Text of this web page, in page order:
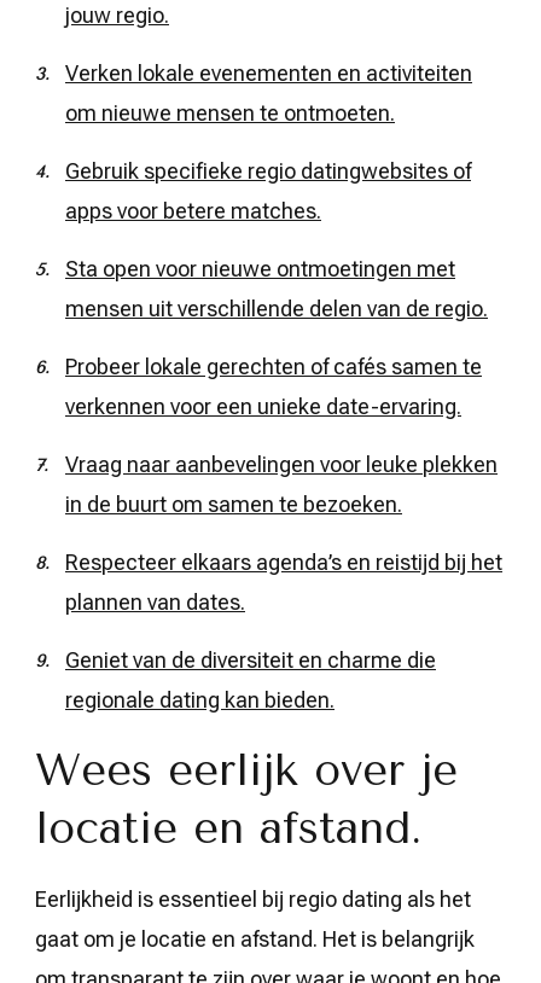
jouw regio.
Verken lokale evenementen en activiteiten
om nieuwe mensen te ontmoeten.
Gebruik specifieke regio datingwebsites of
apps voor betere matches.
Sta open voor nieuwe ontmoetingen met
mensen uit verschillende delen van de regio.
Probeer lokale gerechten of cafés samen te
verkennen voor een unieke date-ervaring.
Vraag naar aanbevelingen voor leuke plekken
in de buurt om samen te bezoeken.
Respecteer elkaars agenda’s en reistijd bij het
plannen van dates.
Geniet van de diversiteit en charme die
regionale dating kan bieden.
Wees eerlijk over je
locatie en afstand.
Eerlijkheid is essentieel bij regio dating als het
gaat om je locatie en afstand. Het is belangrijk